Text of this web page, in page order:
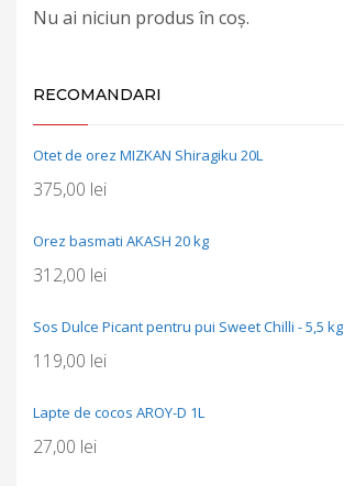
Nu ai niciun produs în coș.
RECOMANDARI
Otet de orez MIZKAN Shiragiku 20L
375,00 lei
Orez basmati AKASH 20 kg
312,00 lei
Sos Dulce Picant pentru pui Sweet Chilli - 5,5 kg
119,00 lei
Lapte de cocos AROY-D 1L
27,00 lei